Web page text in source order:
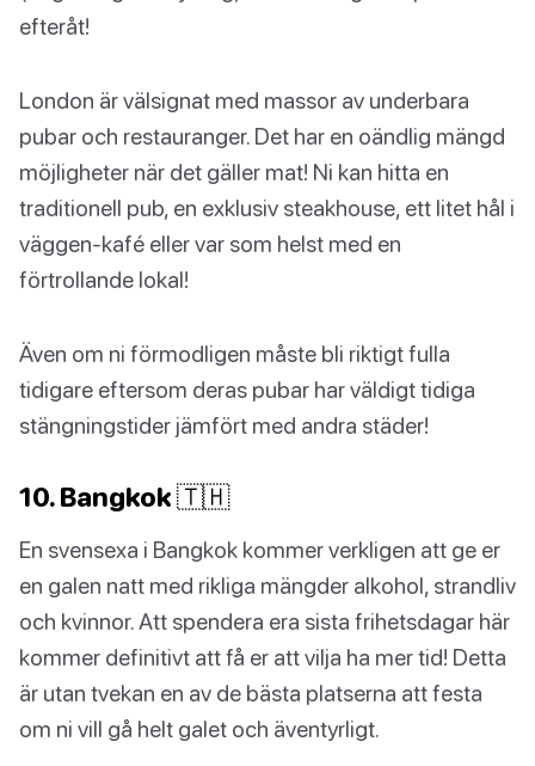
efteråt!
London är välsignat med massor av underbara
pubar och restauranger. Det har en oändlig mängd
möjligheter när det gäller mat! Ni kan hitta en
traditionell pub, en exklusiv steakhouse, ett litet hål i
väggen-kafé eller var som helst med en
förtrollande lokal!
Även om ni förmodligen måste bli riktigt fulla
tidigare eftersom deras pubar har väldigt tidiga
stängningstider jämfört med andra städer!
10. Bangkok 🇹🇭
En svensexa i Bangkok kommer verkligen att ge er
en galen natt med rikliga mängder alkohol, strandliv
och kvinnor. Att spendera era sista frihetsdagar här
kommer definitivt att få er att vilja ha mer tid! Detta
är utan tvekan en av de bästa platserna att festa
om ni vill gå helt galet och äventyrligt.